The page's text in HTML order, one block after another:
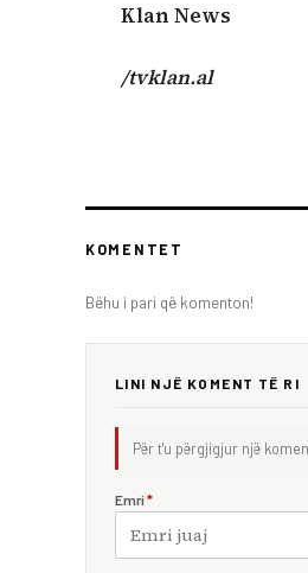
Klan News
/tvklan.al
KOMENTET
Bëhu i pari që komenton!
LINI NJË KOMENT TË RI
Për t'u përgjigjur një
Emri *